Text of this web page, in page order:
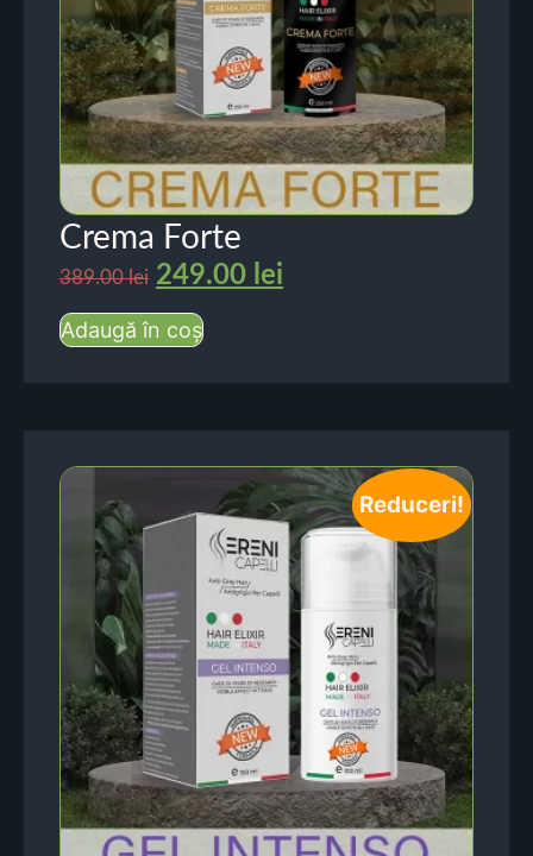
Crema Forte
389.00lei 249.00 lei
Adaugă în coș
Reduceri!